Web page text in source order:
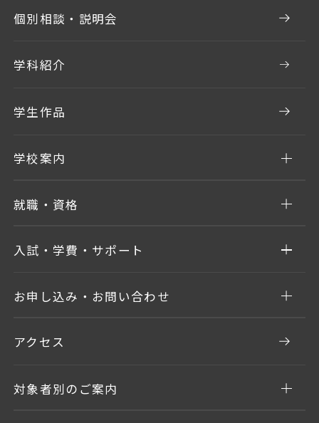
個別相談・説明会
学科紹介
学生作品
学校案内
就職・資格
入試・学費・サポート
お申し込み・お問い合わせ
アクセス
対象者別のご案内